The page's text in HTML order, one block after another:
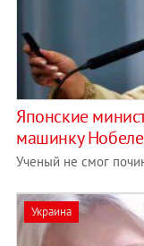
Японские
машинку
Ученый не смог
Украина